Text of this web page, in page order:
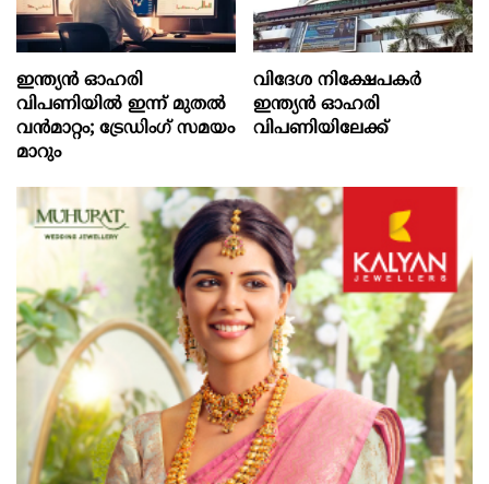
ഇന്ത്യൻ ഓഹരി
വിപണിയിൽ ഇന്ന് മുതൽ
വൻമാറ്റം; ട്രേഡിംഗ് സമയം
മാറും
വിദേശ നിക്ഷേപകര്‍
ഇന്ത്യൻ ഓഹരി
വിപണിയിലേക്ക്